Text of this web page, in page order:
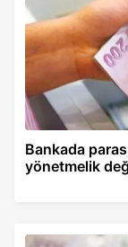
Bankada
yönetmelik